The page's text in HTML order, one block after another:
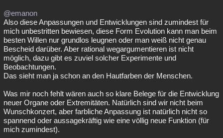
@emanon
Also diese Anpassungen und Entwicklungen sind zumindest für
mich unbestritten bewiesen, diese Form Evolution kann man beim
besten Willen nur grundlos leugnen oder man weiß nicht genau
Bescheid darüber. Aber rational wegargumentieren ist nicht
möglich, dazu gibt es zuviel solcher Experimente und
Beobachtungen.
Das sieht man ja schon an den Hautfarben der Menschen.
Was mir noch fehlt wären auch so klare Belege für die Entwicklung
neuer Organe oder Extremitäten. Natürlich sind wir nicht beim
Wunschkonzert, aber farbliche Anpassung ist natürlich nicht so
spannend oder aussagekräftig wie eine völlig neue Funktion (für
mich zumindest).